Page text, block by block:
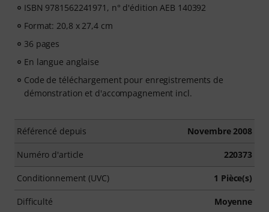
ISBN 9781562241971, n° d'édition AEB 140392
Format: 20,8 x 27,4 cm
36 pages
En langue anglaise
Code de téléchargement pour enregistrements de
démonstration et d'accompagnement incl.
Référencé depuis Novembre 2008
Numéro d'article 220373
Conditionnement (UVC) 1 Pièce(s)
Difficulté Moyenne